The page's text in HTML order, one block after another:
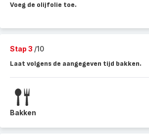
Voeg de olijfolie toe.
Stap 3 /10
Laat volgens de aangegeven tijd bakken.
Bakken